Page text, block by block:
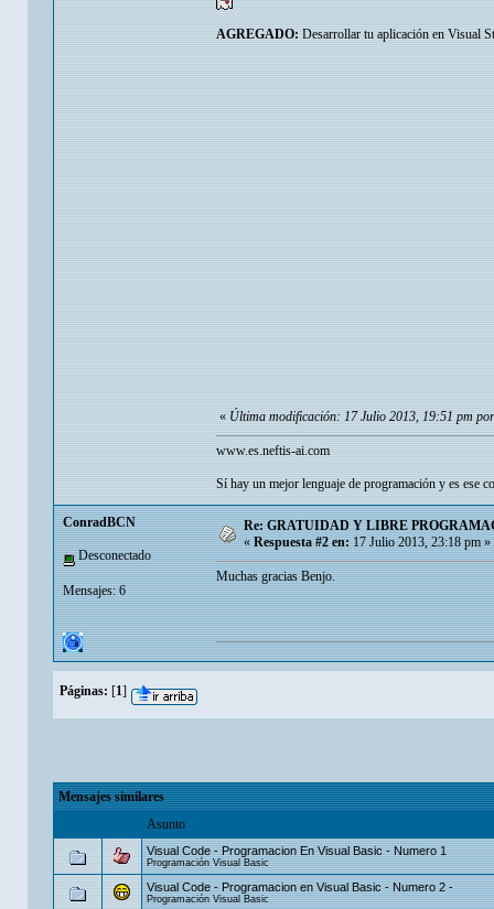
AGREGADO: Desarrollar tu aplicación en Visual
« Última modificación: 17 Julio 2013, 19:51 pm
www.es.neftis-ai.com
Sí hay un mejor lenguaje de programación y es ese
ConradBCN
Desconectado
Mensajes: 6
Re: GRATUIDAD Y LIBRE
«Respuesta #2 en:17 Julio 2013, 23:18 pm »
Muchas gracias Benjo.
Páginas: [1]
Mensajes similares
Asunto
Visual Code - Programacion En Visual Basic - Numero 1
Programación Visual Basic
Visual Code - Programacion en Visual Basic - Numero 2 -
Programación Visual Basic